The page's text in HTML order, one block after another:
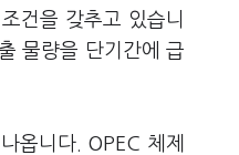
건을 갖추고 있습니
물량을 단기간에 급
옵니다. OPEC 체제